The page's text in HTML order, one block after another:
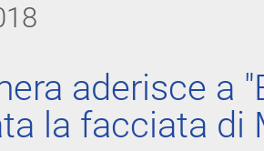
aderisce a
la facciata di